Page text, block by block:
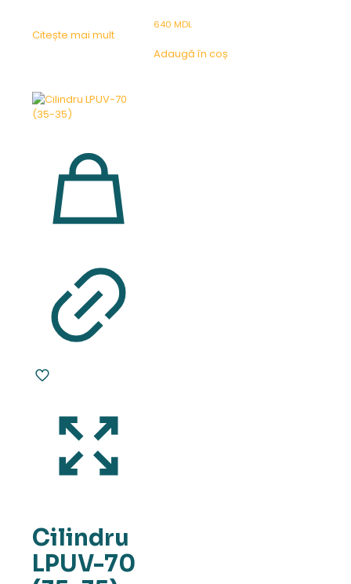
Citește mai mult
640MDL
Adaugă în coș
Cilindru
LPUV-70